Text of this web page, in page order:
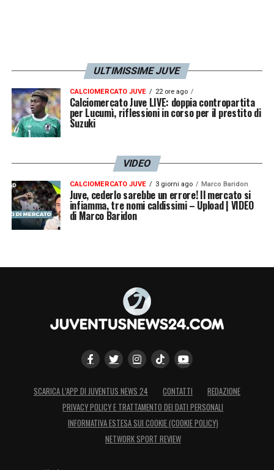
ULTIMISSIME JUVE
CALCIOMERCATO JUVE 22 ore ago
Calciomercato Juve LIVE: doppia contropartita
per Lucumì, riflessioni in corso per il prestito di
Suzuki
VIDEO
CALCIOMERCATO JUVE 3 giorni ago Marco Baridon
Juve, cederlo sarebbe un errore! Il mercato si
infiamma, tre nomi caldissimi – Upload | VIDEO
di Marco Baridon
SCARICA L’APP DI JUVENTUS NEWS 24 CONTATTI
REDAZIONE
PRIVACY POLICY E TRATTAMENTO DEI DATI PERSONALI
INFORMATIVA ESTESA SUI COOKIE (COOKIE POLICY)
NETWORK SPORT REVIEW